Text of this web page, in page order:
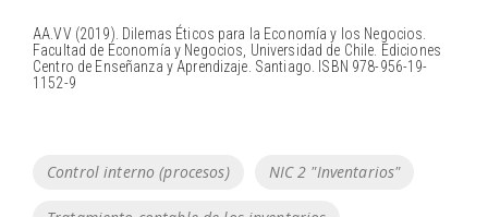
AA.VV (2019). Dilemas Éticos para la Economía y los Negocios.
Facultad de Economía y Negocios, Universidad de Chile. Ediciones
Centro de Enseñanza y Aprendizaje. Santiago. ISBN 978-956-19-
1152-9
Tags
Control interno (procesos) NIC 2 "Inventarios"